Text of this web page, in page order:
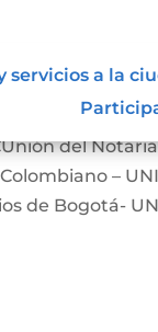
servicios a la
del
–
de Bogotá-